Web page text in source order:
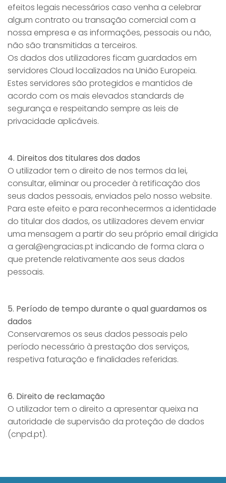
efeitos legais necessários caso venha a celebrar
algum contrato ou transação comercial com a
nossa empresa e as informações, pessoais ou não,
não são transmitidas a terceiros.
Os dados dos utilizadores ficam guardados em
servidores Cloud localizados na União Europeia.
Estes servidores são protegidos e mantidos de
acordo com os mais elevados standards de
segurança e respeitando sempre as leis de
privacidade aplicáveis.
4. Direitos dos titulares dos dados
O utilizador tem o direito de nos termos da lei,
consultar, eliminar ou proceder à retificação dos
seus dados pessoais, enviados pelo nosso website.
Para este efeito e para reconhecermos a identidade
do titular dos dados, os utilizadores devem enviar
uma mensagem a partir do seu próprio email dirigida
a geral@engracias.pt indicando de forma clara o
que pretende relativamente aos seus dados
pessoais.
5. Período de tempo durante o qual guardamos os
dados
Conservaremos os seus dados pessoais pelo
período necessário à prestação dos serviços,
respetiva faturação e finalidades referidas.
6. Direito de reclamação
O utilizador tem o direito a apresentar queixa na
autoridade de supervisão da proteção de dados
(cnpd.pt).